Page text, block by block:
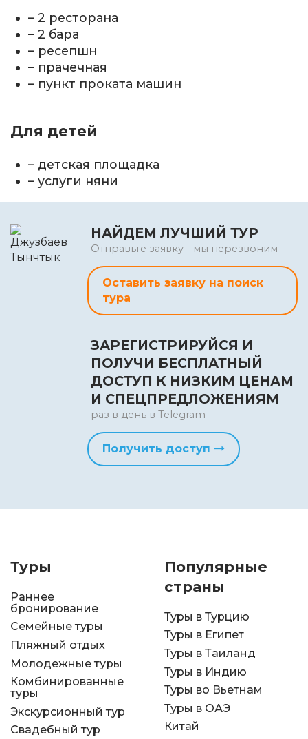
– 2 ресторана
– 2 бара
– ресепшн
– прачечная
– пункт проката машин
Для детей
– детская площадка
– услуги няни
НАЙДЕМ ЛУЧШИЙ ТУР
Отправьте заявку - мы перезвоним
Оставить заявку на поиск
тура
ЗАРЕГИСТРИРУЙСЯ И
ПОЛУЧИ БЕСПЛАТНЫЙ
ДОСТУП К НИЗКИМ ЦЕНАМ
И СПЕЦПРЕДЛОЖЕНИЯМ
раз в день в Telegram
Получить доступ
Туры
Раннее
бронирование
Семейные туры
Пляжный отдых
Молодежные туры
Комбинированные
туры
Экскурсионный тур
Свадебный тур
Популярные
страны
Туры в Турцию
Туры в Египет
Туры в Таиланд
Туры в Индию
Туры во Вьетнам
Туры в ОАЭ
Китай